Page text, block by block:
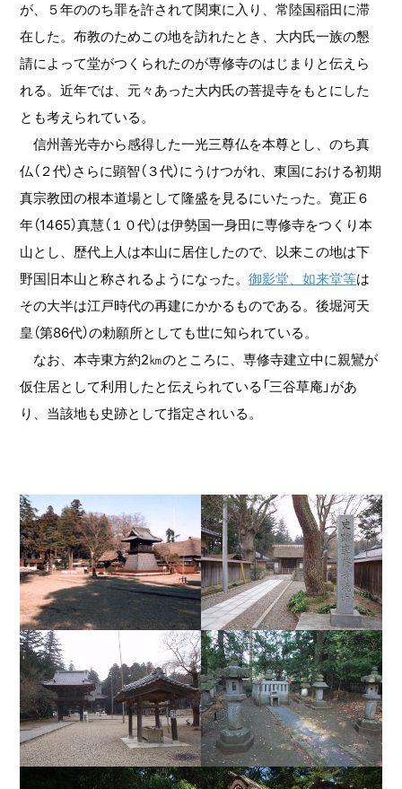
が、５年ののち罪を許されて関東に入り、常陸国稲田に滞
在した。布教のためこの地を訪れたとき、大内氏一族の懇
請によって堂がつくられたのが専修寺のはじまりと伝えら
れる。近年では、元々あった大内氏の菩提寺をもとにした
とも考えられている。
信州善光寺から感得した一光三尊仏を本尊とし、のち真
仏（２代）さらに顕智（３代）にうけつがれ、東国における初期
真宗教団の根本道場として隆盛を見るにいたった。寛正６
年（1465）真慧（１０代）は伊勢国一身田に専修寺をつくり本
山とし、歴代上人は本山に居住したので、以来この地は下
野国旧本山と称されるようになった。御影堂、如来堂等は
その大半は江戸時代の再建にかかるものである。後堀河天
皇（第86代）の勅願所としても世に知られている。
なお、本寺東方約2㎞のところに、専修寺建立中に親鸞が
仮住居として利用したと伝えられている「三谷草庵」があ
り、当該地も史跡として指定されいる。